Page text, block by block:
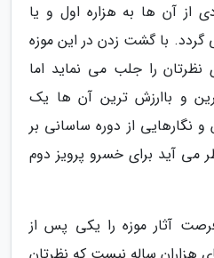
از آن ها به هزاره اول و یا
گردد. با گشت زدن در این موزه
نظرتان را جلب می نماید اما
و باارزش ترین آن ها یک
از دوره ساسانی بر
می آید برای خسرو پرویز دوم
آثار موزه را یکی پس از